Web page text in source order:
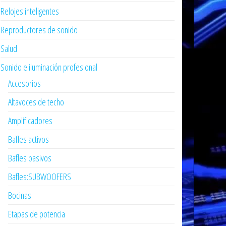
Relojes inteligentes
Reproductores de sonido
Salud
Sonido e iluminación profesional
Accesorios
Altavoces de techo
Amplificadores
Bafles activos
Bafles pasivos
Bafles:SUBWOOFERS
Bocinas
Etapas de potencia